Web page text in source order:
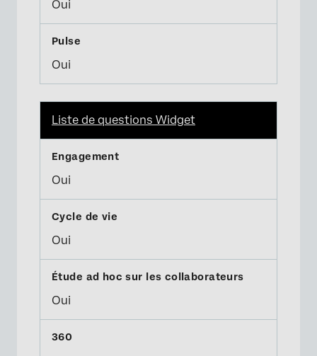
Oui
Oui
Liste de questions Widget
Oui
Oui
Oui